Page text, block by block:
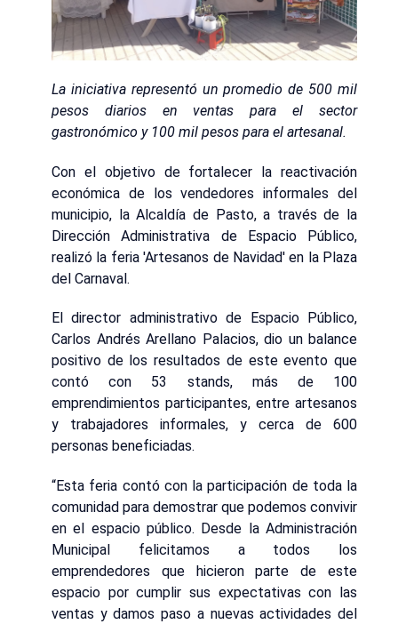
La iniciativa representó un promedio de 500 mil
pesos diarios en ventas para el sector
gastronómico y 100 mil pesos para el artesanal.
Con el objetivo de fortalecer la reactivación
económica de los vendedores informales del
municipio, la Alcaldía de Pasto, a través de la
Dirección Administrativa de Espacio Público,
realizó la feria 'Artesanos de Navidad' en la Plaza
del Carnaval.
El director administrativo de Espacio Público,
Carlos Andrés Arellano Palacios, dio un balance
positivo de los resultados de este evento que
contó con 53 stands, más de 100
emprendimientos participantes, entre artesanos
y trabajadores informales, y cerca de 600
personas beneficiadas.
“Esta feria contó con la participación de toda la
comunidad para demostrar que podemos convivir
en el espacio público. Desde la Administración
Municipal felicitamos a todos los
emprendedores que hicieron parte de este
espacio por cumplir sus expectativas con las
ventas y damos paso a nuevas actividades del